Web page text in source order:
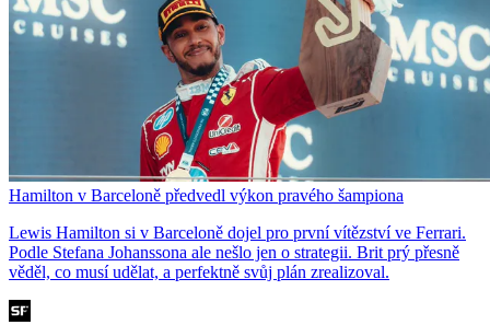
Hamilton v Barceloně předvedl výkon pravého šampiona
Lewis Hamilton si v Barceloně dojel pro první vítězství ve Ferrari.
Podle Stefana Johanssona ale nešlo jen o strategii. Brit prý přesně
věděl, co musí udělat, a perfektně svůj plán zrealizoval.